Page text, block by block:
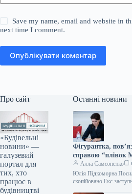
Save my name, email and website in
next time I comment.
Опублікувати коментар
Про сайт
«Будівельні
новини» —
галузевий
портал для
тих, хто
працює в
будівництві
Останні новини
Фігурантка,
справою “плівок
зайняла керівний
стратегічній
компанії.
Алла Самсоненко
Юлія Підкоморна
скопійовано Екс-